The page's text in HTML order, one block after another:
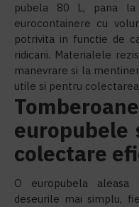
pubela 80 L, pana
eurocontainere cu
potrivita in functie de
ridicarii. Materialele
manevrare si la
utile si pentru
europubele
colectare
O europubela
deseurile mai simplu,